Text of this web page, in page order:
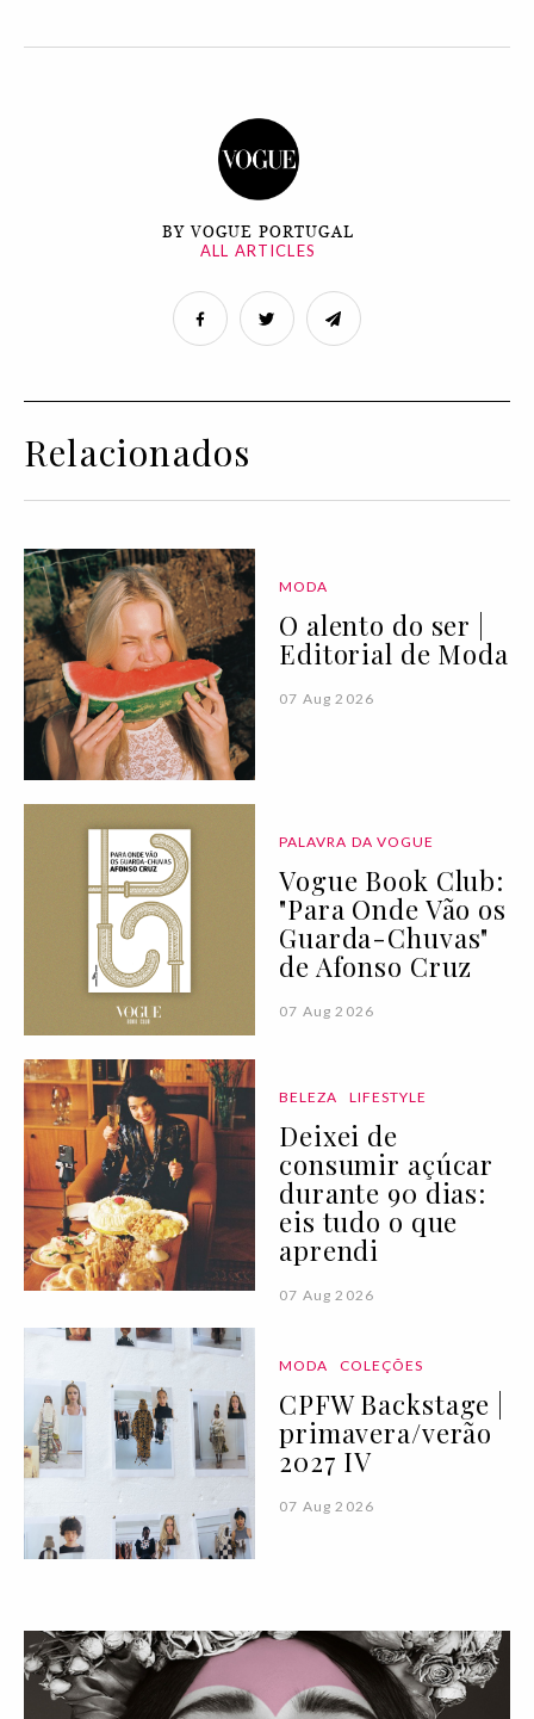
BY VOGUE PORTUGAL
ALL ARTICLES
Relacionados
MODA
O alento do ser |
Editorial de Moda
07 Aug 2026
PALAVRA DA VOGUE
Vogue Book Club:
"Para Onde Vão os
Guarda-Chuvas"
de Afonso Cruz
07 Aug 2026
BELEZA LIFESTYLE
Deixei de
consumir açúcar
durante 90 dias:
eis tudo o que
aprendi
07 Aug 2026
MODA COLEÇÕES
CPFW Backstage |
primavera/verão
2027 IV
07 Aug 2026